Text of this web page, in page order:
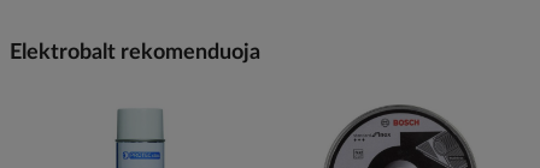
Elektrobalt rekomenduoja